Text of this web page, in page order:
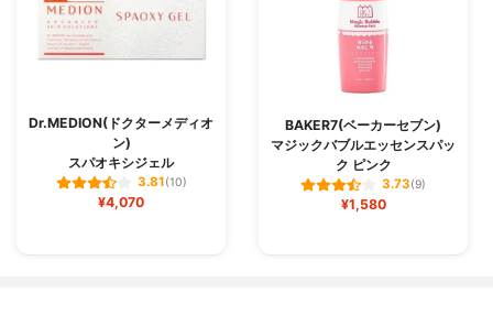
Dr.MEDION(ドクターメディオ
ン)
スパオキシジェル
3.81(10)
¥4,070
BAKER7(ベーカーセブン)
マジックバブルエッセンスパッ
ク ピンク
3.73(9)
¥1,580